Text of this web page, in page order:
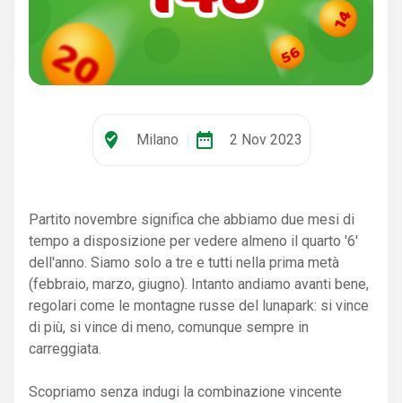
where_to_vote Milano date_range 2 Nov 2023
Partito novembre significa che abbiamo due mesi di
tempo a disposizione per vedere almeno il quarto '6'
dell'anno. Siamo solo a tre e tutti nella prima metà
(febbraio, marzo, giugno). Intanto andiamo avanti bene,
regolari come le montagne russe del lunapark: si vince
di più, si vince di meno, comunque sempre in
carreggiata.
Scopriamo senza indugi la combinazione vincente